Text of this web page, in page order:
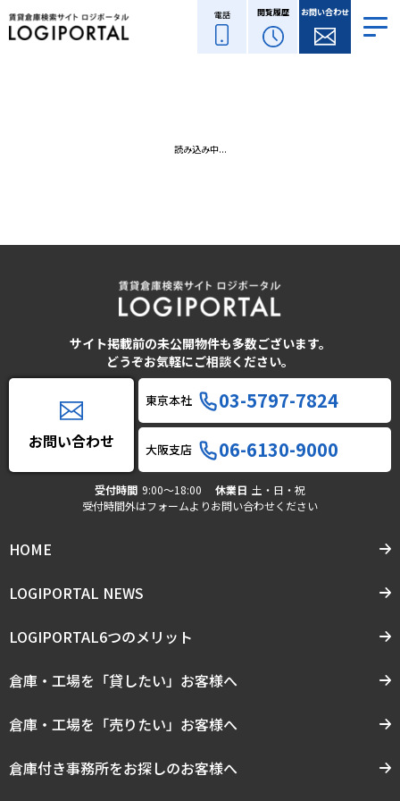
電話 閲覧履歴 お問い合わせ
読み込み中...
サイト掲載前の未公開物件も多数ございます。
どうぞお気軽にご相談ください。
お問い合わせ
東京本社 03-5797-7824
大阪支店 06-6130-9000
受付時間 9:00〜18:00 休業日 土・日・祝
受付時間外はフォームよりお問い合わせください
HOME
LOGIPORTAL NEWS
LOGIPORTAL6つのメリット
倉庫・工場を「貸したい」お客様へ
倉庫・工場を「売りたい」お客様へ
倉庫付き事務所をお探しのお客様へ